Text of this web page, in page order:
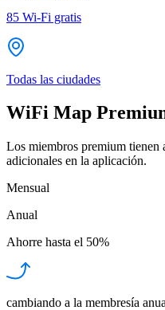
85 Wi-Fi gratis
Todas las ciudades
WiFi Map
Los miembros premium tienen
adicionales en la aplicación.
Mensual
Anual
Ahorre hasta el 50%
cambiando a la membresía